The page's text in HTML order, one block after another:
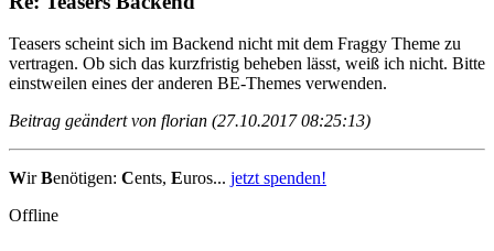
Teasers scheint sich im Backend nicht mit dem Fraggy Theme zu
vertragen. Ob sich das kurzfristig beheben lässt, weiß ich nicht. Bitte
einstweilen eines der anderen BE-Themes verwenden.
Beitrag geändert von florian (27.10.2017 08:25:13)
WirBenötigen: Cents, Euros... jetzt spenden!
Offline